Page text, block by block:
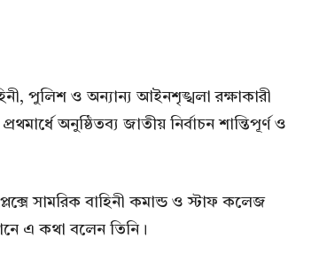
পুলিশ ও অন্যান্য আইনশৃঙ্খলা রক্ষাকারী
অনুষ্ঠিতব্য জাতীয় নির্বাচন শান্তিপূর্ণ ও
সামরিক বাহিনী কমান্ড ও স্টাফ কলেজ
এ কথা বলেন তিনি।